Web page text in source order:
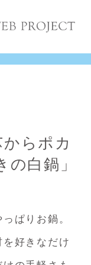
らポカ
白鍋」
ぱりお鍋。
好きなだけ